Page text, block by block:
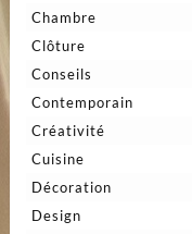
Chambre
Clôture
Conseils
Contemporain
Créativité
Cuisine
Décoration
Design